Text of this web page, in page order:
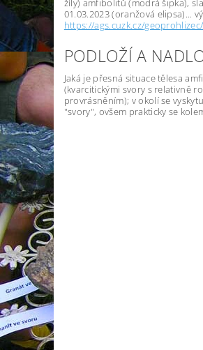
01.03.2023 (oranžová elipsa)...
https://ags.cuzk.cz/geoprohlizec/
PODLOŽÍ A
Jaká je přesná situace tělesa
(kvarcitickými svory s relativně
provrásněním); v okolí se
"svory", ovšem prakticky se